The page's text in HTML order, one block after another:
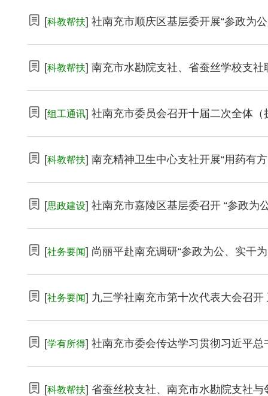
[科教帮扶] 社南充市顺庆区基层委开展“参政为
[科教帮扶] 南充市水勘院支社、省蚕丝学校支社
[组工通讯] 社南充市委员会召开十届二次全体（
[科教帮扶] 南充精神卫生中心支社开展“用药有
[思政建设] 社南充市嘉陵区基层委召开 “参政为
[社务要闻] 尚丽平赴南充调研“参政为公、实干
[社务要闻] 九三学社南充市第十次代表大会召开
[学有所得] 社南充市委会传达学习贯彻习近平总
[科教帮扶] 省蚕丝校支社、南充市水勘院支社与